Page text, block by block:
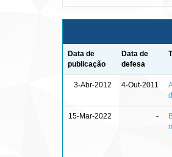
Data de
publicação
Data de
defesa
3-Abr-2012 4-Out-2011
15-Mar-2022 -